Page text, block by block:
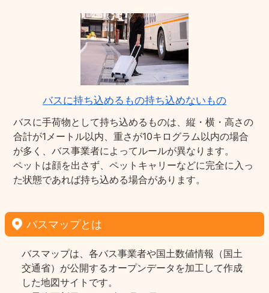
バスに持ち込めるもの持ち込めないもの
バスに手荷物として持ち込めるものは、縦・横・高さの
合計が1メートル以内、重さが10キログラム以内の場合
が多く、バス事業者によってルールが異なります。
ペットは顔を出さず、ペットキャリーなどに完全に入っ
た状態であれば持ち込める場合があります。
バスマップとは
バスマップは、各バス事業者や国土数値情報（国土
交通省）が公開するオープンデータを加工して作成
した地図サイトです。